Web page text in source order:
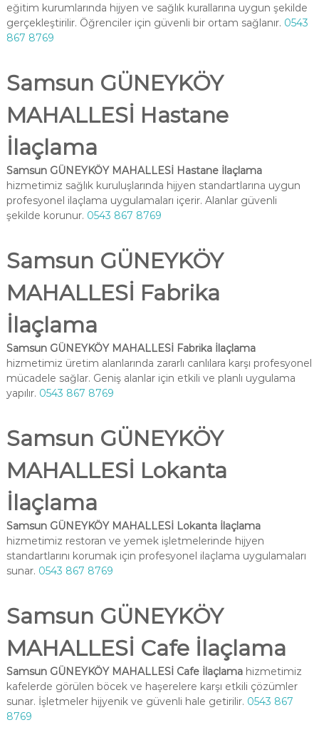
eğitim kurumlarında hijyen ve sağlık kurallarına uygun şekilde
gerçekleştirilir. Öğrenciler için güvenli bir ortam sağlanır. 0543
867 8769
Samsun GÜNEYKÖY
MAHALLESİ Hastane
İlaçlama
Samsun GÜNEYKÖY MAHALLESİ Hastane İlaçlama
hizmetimiz sağlık kuruluşlarında hijyen standartlarına uygun
profesyonel ilaçlama uygulamaları içerir. Alanlar güvenli
şekilde korunur. 0543 867 8769
Samsun GÜNEYKÖY
MAHALLESİ Fabrika
İlaçlama
Samsun GÜNEYKÖY MAHALLESİ Fabrika İlaçlama
hizmetimiz üretim alanlarında zararlı canlılara karşı profesyonel
mücadele sağlar. Geniş alanlar için etkili ve planlı uygulama
yapılır. 0543 867 8769
Samsun GÜNEYKÖY
MAHALLESİ Lokanta
İlaçlama
Samsun GÜNEYKÖY MAHALLESİ Lokanta İlaçlama
hizmetimiz restoran ve yemek işletmelerinde hijyen
standartlarını korumak için profesyonel ilaçlama uygulamaları
sunar. 0543 867 8769
Samsun GÜNEYKÖY
MAHALLESİ Cafe İlaçlama
Samsun GÜNEYKÖY MAHALLESİ Cafe İlaçlamahizmetimiz
kafelerde görülen böcek ve haşerelere karşı etkili çözümler
sunar. İşletmeler hijyenik ve güvenli hale getirilir. 0543 867
8769